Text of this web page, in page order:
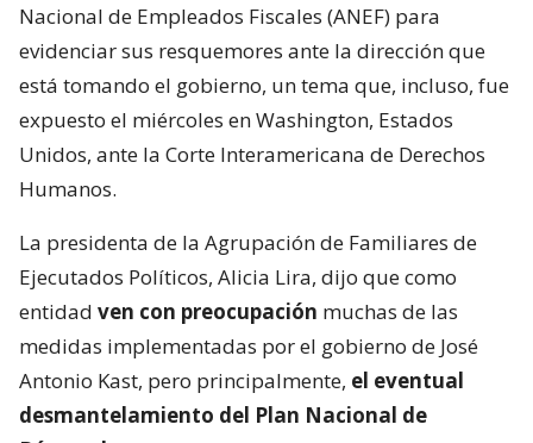
Nacional de Empleados Fiscales (ANEF) para
evidenciar sus resquemores ante la dirección que
está tomando el gobierno, un tema que, incluso, fue
expuesto el miércoles en Washington, Estados
Unidos, ante la Corte Interamericana de Derechos
Humanos.
La presidenta de la Agrupación de Familiares de
Ejecutados Políticos, Alicia Lira, dijo que como
entidad ven con preocupación muchas de las
medidas implementadas por el gobierno de José
Antonio Kast, pero principalmente, el eventual
desmantelamiento del Plan Nacional de